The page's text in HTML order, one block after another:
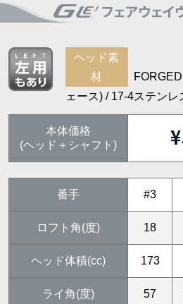
フェアウェイ
ヘッド素
材
ェース) / 17-4ステン
本体価格
(ヘッド＋シャフト)
番手 #3
ロフト角(度) 18
ヘッド体積(cc) 173
ライ角(度) 57